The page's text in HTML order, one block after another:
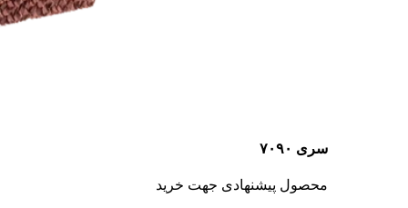
سری ۷۰۹۰
محصول پیشنهادی جهت خرید